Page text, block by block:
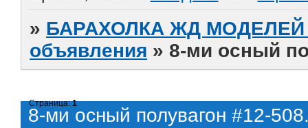
» БАРАХОЛКА ЖД МОДЕЛЕЙ
объявления » 8-ми осный
8-ми осный полувагон #12-
Страница:1